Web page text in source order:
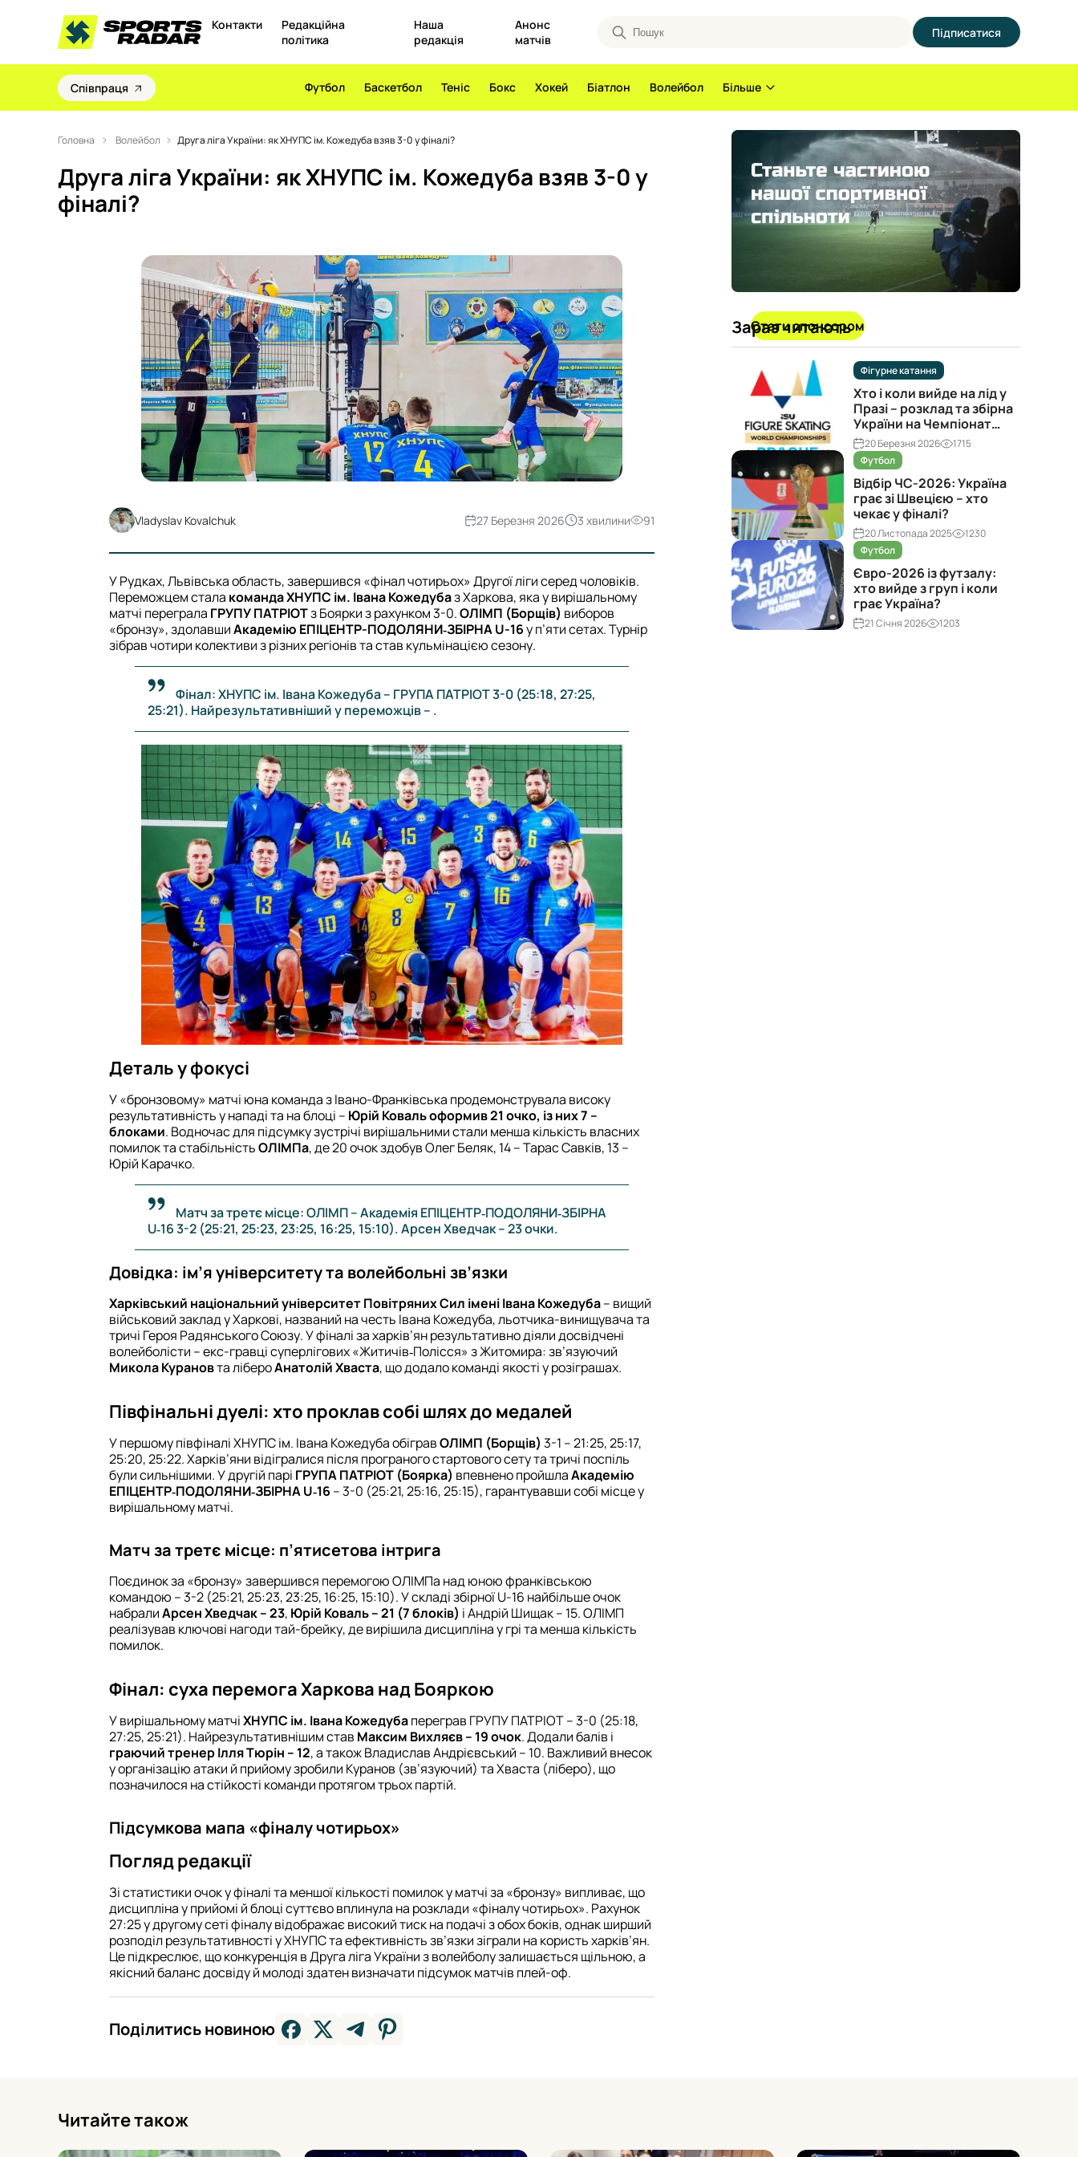
Контакти
Редакційна
політика
Наша
редакція
Анонс
матчів
Підписатися
Співпраця Футбол Баскетбол Теніс Бокс Хокей Біатлон Волейбол Більше
Стати спонсором
Головна Волейбол Друга ліга України: як ХНУПС ім. Кожедуба взяв 3-0 у фіналі?
Друга ліга України: як ХНУПС ім. Кожедуба взяв 3-0 у
фіналі?
Vladyslav Kovalchuk 3 хвилини 91
27 Березня 2026
У Рудках, Львівська область, завершився «фінал чотирьох» Другої ліги серед чоловіків.
Переможцем стала команда ХНУПС ім. Івана Кожедубаз Харкова, яка у вирішальному
матчі переграла ГРУПУ ПАТРІОТз Боярки з рахунком 3-0.ОЛІМП (Борщів) виборов
«бронзу», здолавшиАкадемію ЕПІЦЕНТР-ПОДОЛЯНИ‑ЗБІРНА U-16у п’яти сетах. Турнір
зібрав чотири колективи з різних регіонів та став кульмінацією сезону.
Фінал: ХНУПС ім. Івана Кожедуба – ГРУПА ПАТРІОТ 3-0 (25:18, 27:25,
25:21). Найрезультативніший у переможців – .
Деталь у фокусі
У «бронзовому» матчі юна команда з Івано-Франківська продемонструвала високу
результативність у нападі та на блоці – Юрій Коваль оформив 21 очко, із них 7 –
блоками. Водночас для підсумку зустрічі вирішальними стали менша кількість власних
помилок та стабільністьОЛІМПа, де 20 очок здобув Олег Беляк, 14 – Тарас Савків, 13 –
Юрій Карачко.
Матч за третє місце: ОЛІМП – Академія ЕПІЦЕНТР‑ПОДОЛЯНИ‑ЗБІРНА
U‑16 3-2 (25:21, 25:23, 23:25, 16:25, 15:10). Арсен Хведчак – 23 очки.
Довідка: ім’я університету та волейбольні зв’язки
Харківський національний університет Повітряних Сил імені Івана Кожедуба– вищий
військовий заклад у Харкові, названий на честь Івана Кожедуба, льотчика-винищувача та
тричі Героя Радянського Союзу. У фіналі за харків’ян результативно діяли досвідчені
волейболісти – екс-гравці суперлігових «Житичів‑Полісся» з Житомира: зв’язуючий
Микола Курановта лібероАнатолій Хваста, що додало команді якості у розіграшах.
Півфінальні дуелі: хто проклав собі шлях до медалей
У першому півфіналі ХНУПС ім. Івана Кожедуба обігравОЛІМП (Борщів) 3-1 – 21:25, 25:17,
25:20, 25:22. Харків’яни відігралися після програного стартового сету та тричі поспіль
були сильнішими. У другій парі ГРУПА ПАТРІОТ (Боярка) впевнено пройшлаАкадемію
ЕПІЦЕНТР‑ПОДОЛЯНИ‑ЗБІРНА U‑16 – 3-0 (25:21, 25:16, 25:15), гарантувавши собі місце у
вирішальному матчі.
Матч за третє місце: п’ятисетова інтрига
Поєдинок за «бронзу» завершився перемогою ОЛІМПа над юною франківською
командою – 3-2 (25:21, 25:23, 23:25, 16:25, 15:10). У складі збірної U-16 найбільше очок
набралиАрсен Хведчак – 23, Юрій Коваль – 21 (7 блоків) і Андрій Шищак – 15. ОЛІМП
реалізував ключові нагоди тай-брейку, де вирішила дисципліна у грі та менша кількість
помилок.
Фінал: суха перемога Харкова над Бояркою
У вирішальному матчіХНУПС ім. Івана Кожедубапереграв ГРУПУ ПАТРІОТ – 3-0 (25:18,
27:25, 25:21). Найрезультативнішим став Максим Вихляєв – 19 очок. Додали балів і
граючий тренер Ілля Тюрін – 12, а також Владислав Андрієвський – 10. Важливий внесок
у організацію атаки й прийому зробили Куранов (зв’язуючий) та Хваста (ліберо), що
позначилося на стійкості команди протягом трьох партій.
Підсумкова мапа «фіналу чотирьох»
Погляд редакції
Зі статистики очок у фіналі та меншої кількості помилок у матчі за «бронзу» випливає, що
дисципліна у прийомі й блоці суттєво вплинула на розклади «фіналу чотирьох». Рахунок
27:25 у другому сеті фіналу відображає високий тиск на подачі з обох боків, однак ширший
розподіл результативності у ХНУПС та ефективність зв’язки зіграли на користь харків’ян.
Це підкреслює, що конкуренція в Друга ліга України з волейболу залишається щільною, а
якісний баланс досвіду й молоді здатен визначати підсумок матчів плей-оф.
Поділитись новиною
Зараз читають
Фігурне катання
Хто і коли вийде на лід у
Празі – розклад та збірна
України на Чемпіонат
світу з фігурного катання
2026
20 Березня 2026
1715
Футбол
Відбір ЧС-2026: Україна
грає зі Швецією – хто
чекає у фіналі?
20 Листопада 2025
1230
Футбол
Євро-2026 із футзалу:
хто вийде з груп і коли
грає Україна?
21 Січня 2026 1203
Читайте також